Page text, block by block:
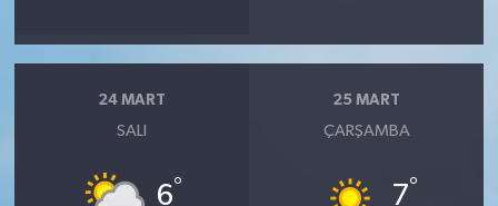
24 MART
SALI
6°
25 MART
ÇARŞAMBA
7°